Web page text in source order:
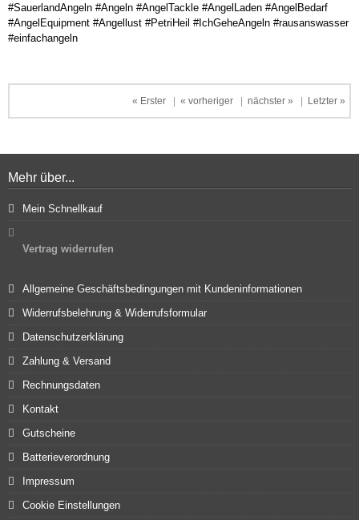
#SauerlandAngeln #Angeln #AngelTackle #AngelLaden #AngelBedarf
#AngelEquipment #Angellust #PetriHeil #IchGeheAngeln #rausanswasser
#einfachangeln
« Erster « vorheriger nächster » Letzter »
Mehr über...
Mein Schnellkauf
Vertrag widerrufen
Allgemeine Geschäftsbedingungen mit Kundeninformationen
Widerrufsbelehrung & Widerrufsformular
Datenschutzerklärung
Zahlung & Versand
Rechnungsdaten
Kontakt
Gutscheine
Batterieverordnung
Impressum
Cookie Einstellungen